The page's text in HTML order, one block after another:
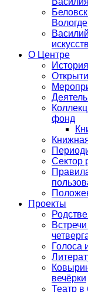
Вологде
О Центре
фонд
Сектор
Проекты
Голоса
вечёрки
Театр в